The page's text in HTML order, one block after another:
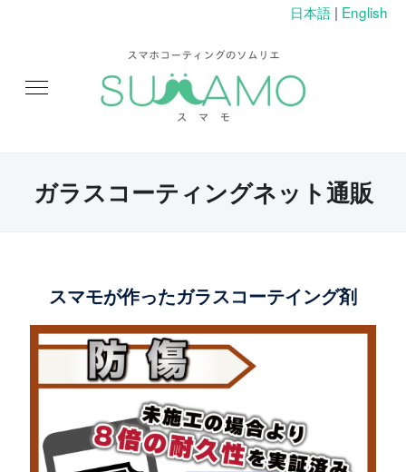
日本語 | English
ガラスコーティングネット通販
スマモが作ったガラスコーテイング剤